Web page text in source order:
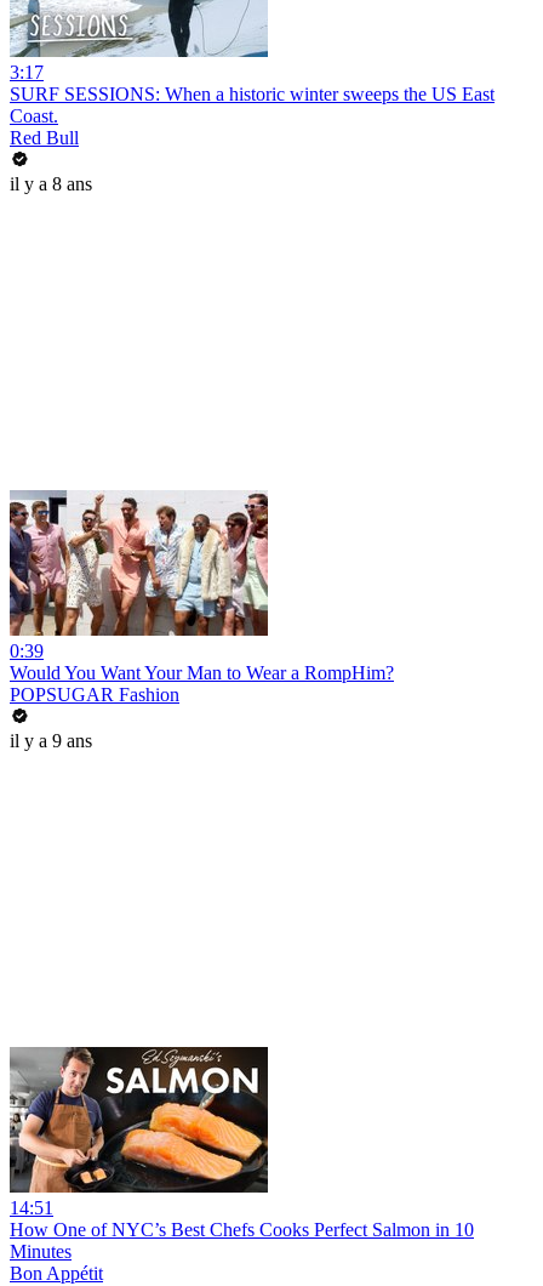
3:17
SURF SESSIONS: When a historic winter sweeps the US East
Coast.
Red Bull
il y a 8 ans
0:39
Would You Want Your Man to Wear a RompHim?
POPSUGAR Fashion
il y a 9 ans
14:51
How One of NYC’s Best Chefs Cooks Perfect Salmon in 10
Minutes
Bon Appétit